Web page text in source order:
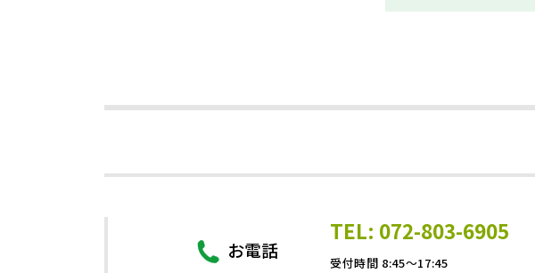
お電話
TEL: 072-803-6905
受付時間 8:45～17:45